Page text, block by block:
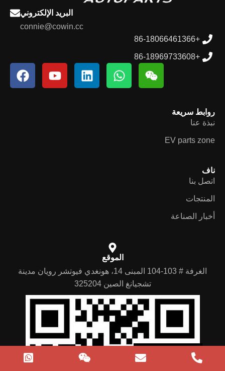
البريد الإلكتروني
connie@cowin.cc
+86-18066461366
+86-18969733608
روابط سريعة
نبذة عنا
EV parts zone
ناف
اتصل بنا
المنتجات
أخبار الصناعة
الموقع
الغرفة # 103-104 المبنى 14، هونغدي فيوتشر رويان مدينة
تشجيانغ الصين 325204
English
Spanish
German